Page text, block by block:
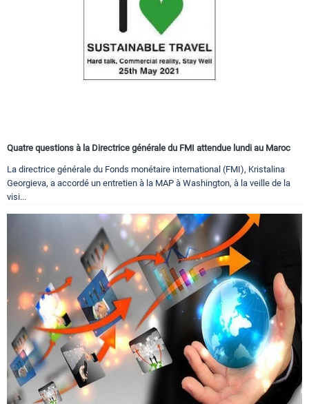
Quatre questions à la Directrice générale du FMI attendue lundi au Maroc
La directrice générale du Fonds monétaire international (FMI), Kristalina
Georgieva, a accordé un entretien à la MAP à Washington, à la veille de la
visi...